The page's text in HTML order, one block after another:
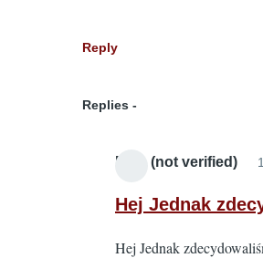
Reply
Replies
Mike (not verified)
Hej Jednak
Hej Jednak